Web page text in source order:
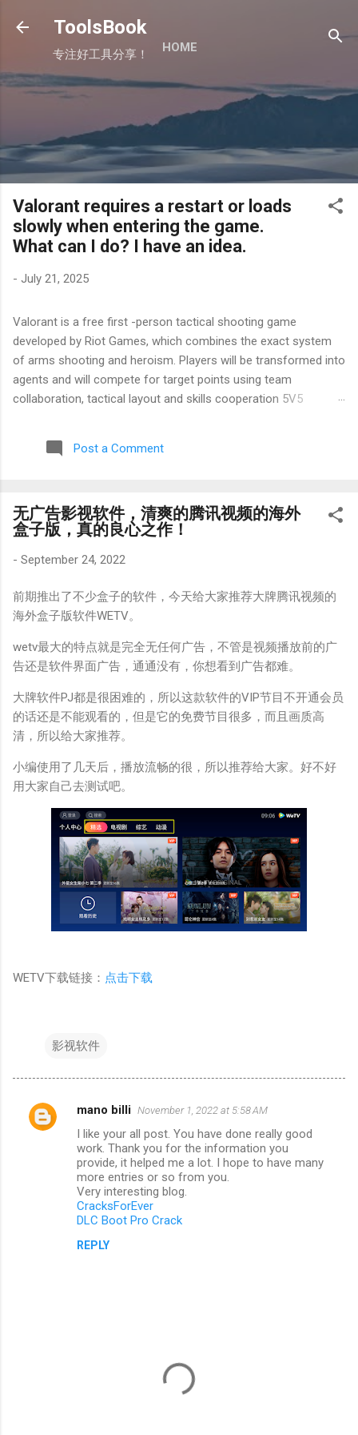
Skip to main content
ToolsBook
专注好工具分享！ HOME
Valorant requires a restart or loads
slowly when entering the game.
What can I do? I have an idea.
- July 21, 2025
Valorant is a free first -person tactical shooting game
developed by Riot Games, which combines the exact system
of arms shooting and heroism. Players will be transformed into
agents and will compete for target points using team
collaboration, tactical layout and skills cooperation 5V5
system and high competitiveness. Before each game start, buy
weapons and armor according to tactical needs and use a
players for accurate purposes and tactical decision -making.
At the same time, the rich character pool and skill combination
give the game a strategic depth. If you have the problems you
following systematic solution: Network environment
optimization is the main solution. Because valante servers can
Post a Comment
无广告影视软件，清爽的腾讯视频的海外
盒子版，真的良心之作！
- September 24, 2022
前期推出了不少盒子的软件，今天给大家推荐大牌腾讯视频的
海外盒子版软件WETV。
wetv最大的特点就是完全无任何广告，不管是视频播放前的广
告还是软件界面广告，通通没有，你想看到广告都难。
大牌软件PJ都是很困难的，所以这款软件的VIP节目不开通会员
的话还是不能观看的，但是它的免费节目很多，而且画质高
清，所以给大家推荐。
小编使用了几天后，播放流畅的很，所以推荐给大家。好不好
用大家自己去测试吧。
WETV下载链接： 点击下载
影视软件
C
mano billi November 1, 2022 at 5:58 AM
I like your all post. You have done really good
work. Thank you for the information you
provide, it helped me a lot. I hope to have many
more entries or so from you.
Very interesting blog.
CracksForEver
DLC Boot Pro Crack
REPLY